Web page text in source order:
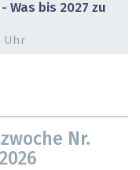
Was bis 2027 zu
Uhr
Nr.